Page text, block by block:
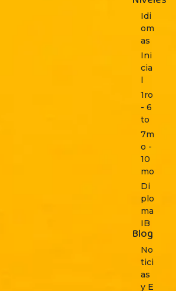
Idi
om
as
Ini
cia
l
1ro
- 6
to
7m
o -
10
mo
Di
plo
ma
IB
Blog
No
tici
as
y E